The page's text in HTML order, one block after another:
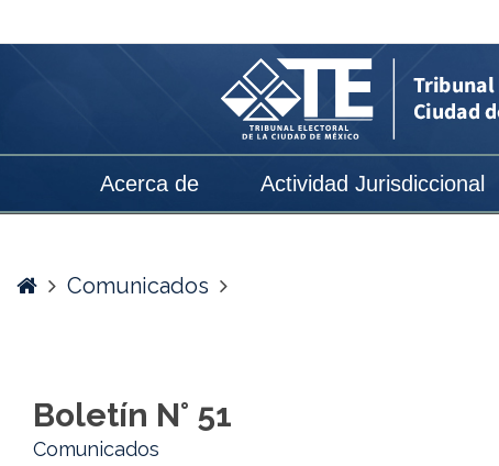
Electoral
Acerca de Actividad Jurisdiccional
HomeComunicados
Boletín N° 51
Comunicados